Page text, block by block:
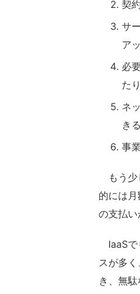
契
サ
ア
必
た
ネ
きる
事
もう少
的には
の支払い
IaaSで
スが多
き、無駄